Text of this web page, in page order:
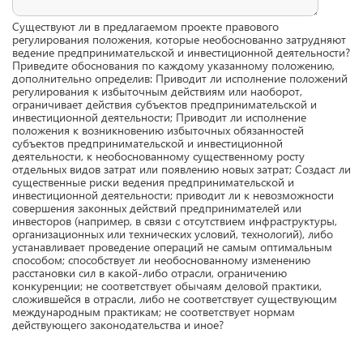
Существуют ли в предлагаемом проекте правового
регулирования положения, которые необоснованно затрудняют
ведение предпринимательской и инвестиционной деятельности?
Приведите обоснования по каждому указанному положению,
дополнительно определив: Приводит ли исполнение положений
регулирования к избыточным действиям или наоборот,
ограничивает действия субъектов предпринимательской и
инвестиционной деятельности; Приводит ли исполнение
положения к возникновению избыточных обязанностей
субъектов предпринимательской и инвестиционной
деятельности, к необоснованному существенному росту
отдельных видов затрат или появлению новых затрат; Создаст ли
существенные риски ведения предпринимательской и
инвестиционной деятельности; приводит ли к невозможности
совершения законных действий предпринимателей или
инвесторов (например, в связи с отсутствием инфраструктуры,
организационных или технических условий, технологий), либо
устанавливает проведение операций не самым оптимальным
способом; способствует ли необоснованному изменению
расстановки сил в какой-либо отрасли, ограничению
конкуренции; не соответствует обычаям деловой практики,
сложившейся в отрасли, либо не соответствует существующим
международным практикам; не соответствует нормам
действующего законодательства и иное?